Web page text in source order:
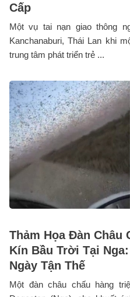
Cấp
Một vụ tai nạn giao thông
Kanchanaburi, Thái Lan khi
trung tâm phát triển trẻ ...
Thảm Họa Đàn Châu
Kín Bầu Trời Tại
Ngày Tận Thế
Một đàn châu chấu hàng